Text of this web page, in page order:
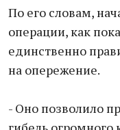
По его словам,
операции, как
единственно
на опережение.
- Оно позволило